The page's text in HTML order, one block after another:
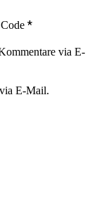
*
via E-
E-Mail.